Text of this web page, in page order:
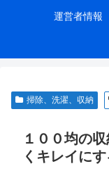
運営者情報
掃除、洗濯、収納
１００均の
くキレイに